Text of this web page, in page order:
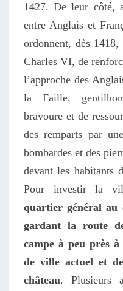
1427.De leur côté,
entre Anglais et
ordonnent, dès
Charles VI, de
l’approche des
la Faille,
bravoure et de
des remparts par
bombardes et des
devant les habitants
Pour investir la
quartier général au
gardant la route
campe à peu près
de ville actuel et
château. Plusieurs